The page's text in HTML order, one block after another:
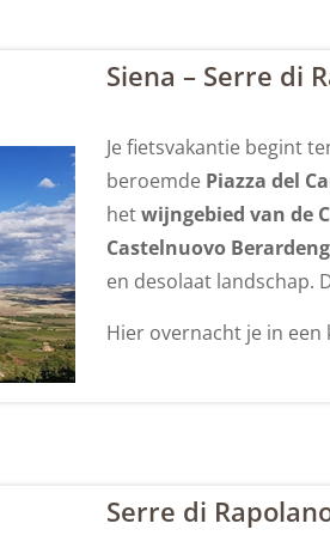
Siena – Serre di
Je fietsvakantie begint
beroemde Piazza del
hetwijngebied van de
Castelnuovo
en desolaat landschap.
Hier overnacht je in een
Serre di